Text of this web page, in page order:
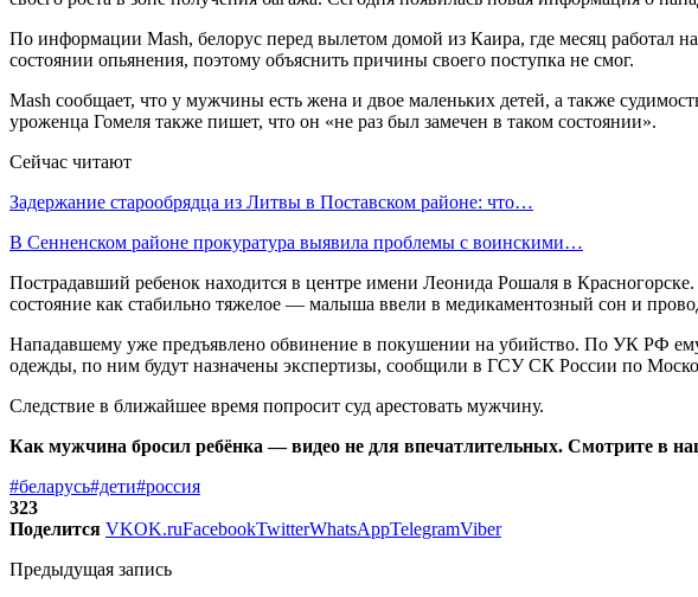
По информации Mash, белорус перед вылетом домой из Каира, где месяц работал
состоянии опьянения, поэтому объяснить причины своего поступка не смог.
Mash сообщает, что у мужчины есть жена и двое маленьких детей, а также
уроженца Гомеля также пишет, что он «не раз был замечен в таком состоянии».
Сейчас читают
Задержание старообрядца из Литвы в Поставском районе: что…
В Сенненском районе прокуратура выявила проблемы с воинскими…
Пострадавший ребенок находится в центре имени Леонида Рошаля в
состояние как стабильно тяжелое — малыша ввели в медикаментозный сон и
Нападавшему уже предъявлено обвинение в покушении на убийство. По УК РФ
одежды, по ним будут назначены экспертизы, сообщили в ГСУ СК России по
Следствие в ближайшее время попросит суд арестовать мужчину.
Как мужчина бросил ребёнка — видео не для впечатлительных. Смотрите в
#беларусь#дети#россия
323
Поделится VKOK.ruFacebookTwitterWhatsAppTelegramViber
Предыдущая запись